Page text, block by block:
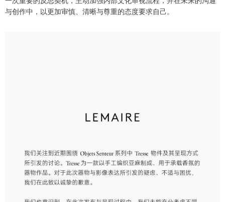
与创作中，以更加审慎、清晰与尊重的态度要求自己。